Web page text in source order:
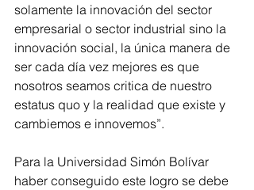
solamente la innovación del sector
empresarial o sector industrial sino la
innovación social, la única manera de
ser cada día vez mejores es que
nosotros seamos critica de nuestro
estatus quo y la realidad que existe y
cambiemos e innovemos”.
Para la Universidad Simón Bolívar
haber conseguido este logro se debe